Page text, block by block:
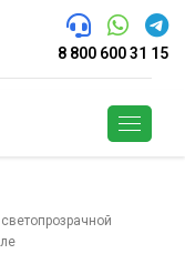
8 800 600 31 15